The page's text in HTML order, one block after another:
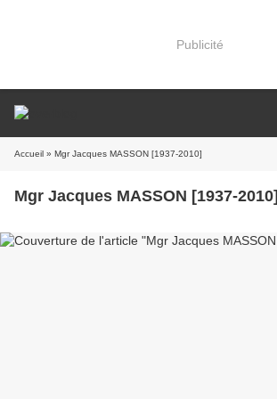
Publicité
Accueil » Mgr Jacques MASSON [1937-2010]
Mgr Jacques MASSON [1937-2010]